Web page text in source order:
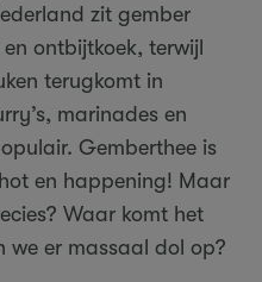
zit gember
ontbijtkoek, terwijl
terugkomt in
marinades en
Gemberthee is
en happening! Maar
Waar komt het
we er massaal dol op?